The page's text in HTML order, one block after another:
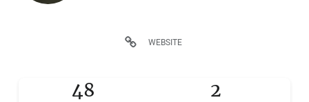
COMUNIDADE
WEBSITE
48 2